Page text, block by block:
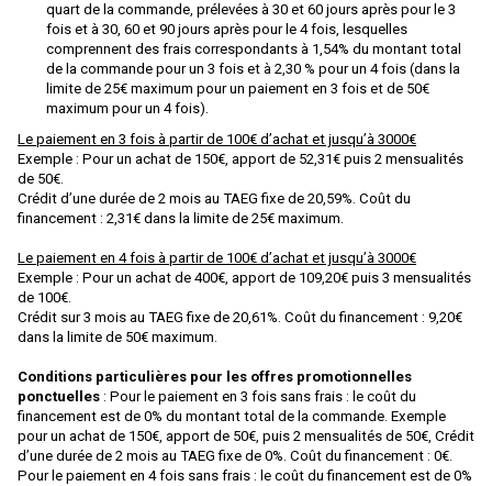
Classic Metal Works
COLINTER PRODUCTION
COLLE 21
CON-COR
D+R MODELLBAHN
DACKER
DECAPOD
DEKAS
DE MASSINI
DIECAST MODEL
Disque Rouge
quart de la commande, prélevées à 30 et 60 jours après pour le 3
fois et à 30, 60 et 90 jours après pour le 4 fois, lesquelles
comprennent des frais correspondants à 1,54% du montant total
de la commande pour un 3 fois et à 2,30 % pour un 4 fois (dans la
limite de 25€ maximum pour un paiement en 3 fois et de 50€
maximum pour un 4 fois).
Le paiement en 3 fois à partir de 100€ d’achat et jusqu’à 3000€
Exemple : Pour un achat de 150€, apport de 52,31€ puis 2 mensualités
de 50€.
Crédit d’une durée de 2 mois au TAEG fixe de 20,59%. Coût du
financement : 2,31€ dans la limite de 25€ maximum.
Le paiement en 4 fois à partir de 100€ d’achat et jusqu’à 3000€
Exemple : Pour un achat de 400€, apport de 109,20€ puis 3 mensualités
de 100€.
Crédit sur 3 mois au TAEG fixe de 20,61%. Coût du financement : 9,20€
dans la limite de 50€ maximum.
Conditions particulières pour les offres promotionnelles
ponctuelles : Pour le paiement en 3 fois sans frais : le coût du
financement est de 0% du montant total de la commande. Exemple
pour un achat de 150€, apport de 50€, puis 2 mensualités de 50€, Crédit
d’une durée de 2 mois au TAEG fixe de 0%. Coût du financement : 0€.
Pour le paiement en 4 fois sans frais : le coût du financement est de 0%